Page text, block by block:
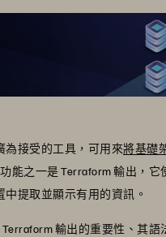
為接受的工具，可用來將基礎
能之一是 Terraform 輸出，它
中提取並顯示有用的資訊。
輸出的重要性、其語